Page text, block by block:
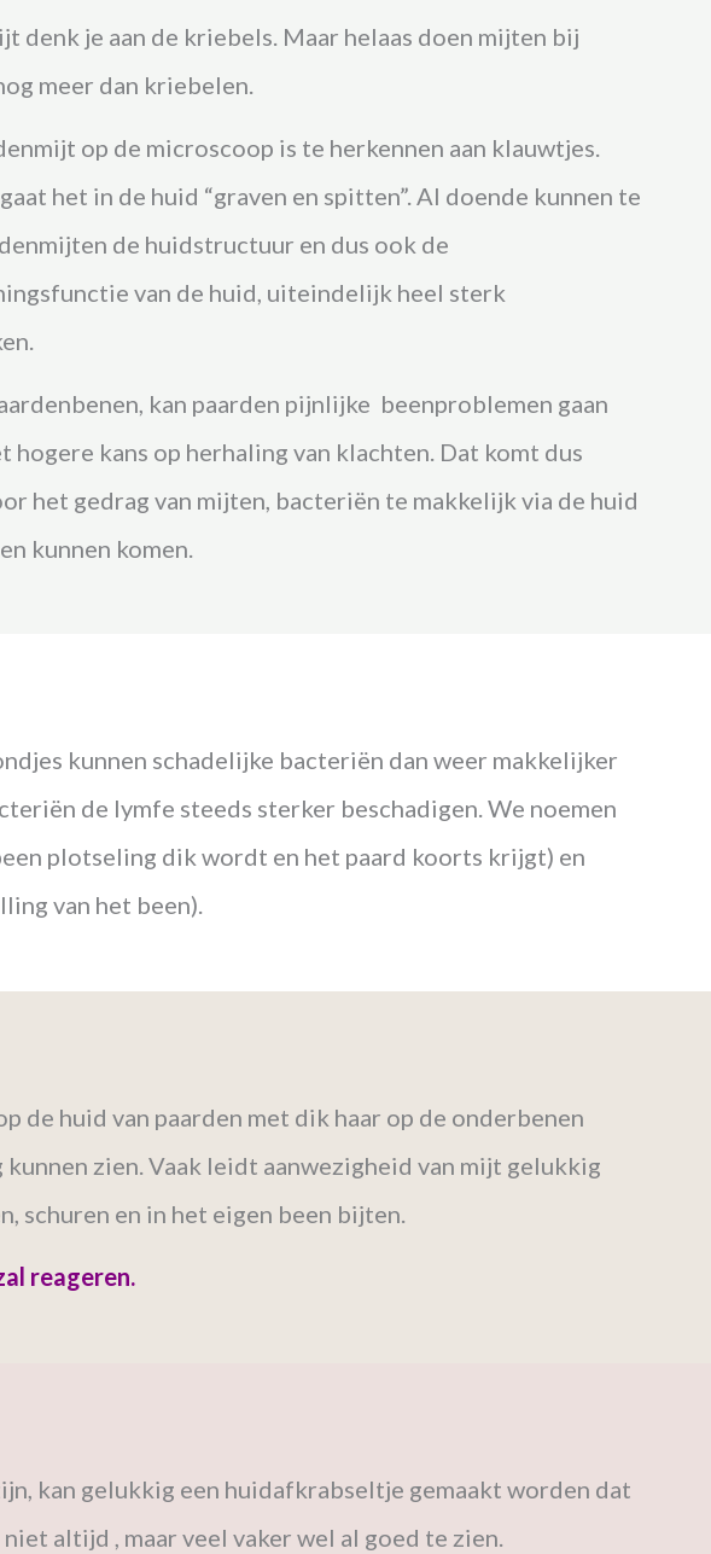
denk je aan de kriebels. Maar helaas doen mijten bij
meer dan kriebelen.
op de microscoop is te herkennen aan klauwtjes.
het in de huid “graven en spitten”. Al doende kunnen te
de huidstructuur en dus ook de
van de huid, uiteindelijk heel sterk
kan paarden pijnlijke beenproblemen gaan
hogere kans op herhaling van klachten. Dat komt dus
het gedrag van mijten, bacteriën te makkelijk via de huid
kunnen komen.
kunnen schadelijke bacteriën dan weer makkelijker
de lymfe steeds sterker beschadigen. We noemen
plotseling dik wordt en het paard koorts krijgt) en
van het been).
de huid van paarden met dik haar op de onderbenen
zien. Vaak leidt aanwezigheid van mijt gelukkig
schuren en in het eigen been bijten.
reageren.
kan gelukkig een huidafkrabseltje gemaakt worden dat
altijd , maar veel vaker wel al goed te zien.